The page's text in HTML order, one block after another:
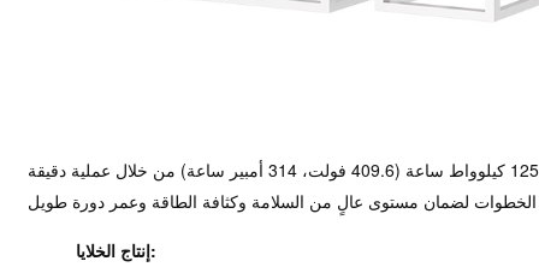
يتم تصنيع حزمة بطاريات الليثيوم عالية الجهد بسعة 125 كيلوواط ساعة (409.6 فولت، 314 أمبير ساعة) من خلال عملية دقيقة
إنتاج الخلايا: